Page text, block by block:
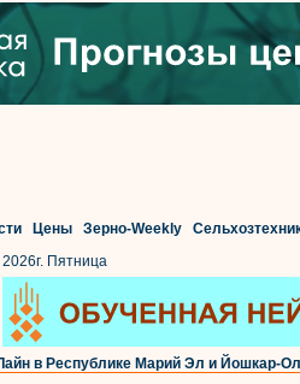
Цены Зерно-Weekly
2026г. Пятница
в Республике Марий Эл и Йошкар-